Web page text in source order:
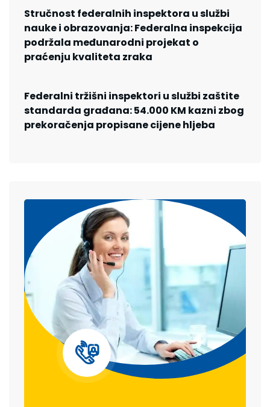
Stručnost federalnih inspektora u službi
nauke i obrazovanja: Federalna inspekcija
podržala međunarodni projekat o
praćenju kvaliteta zraka
Federalni tržišni inspektori u službi zaštite
standarda građana: 54.000 KM kazni zbog
prekoračenja propisane cijene hljeba